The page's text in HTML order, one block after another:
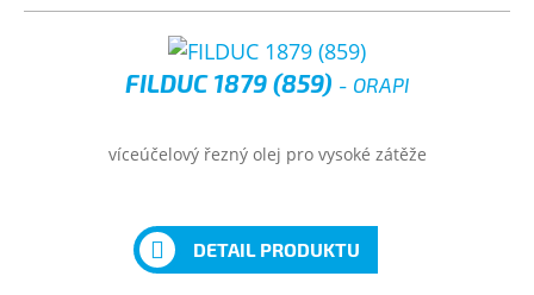
FILDUC 1879 (859) - ORAPI
víceúčelový řezný olej pro vysoké zátěže
DETAIL PRODUKTU